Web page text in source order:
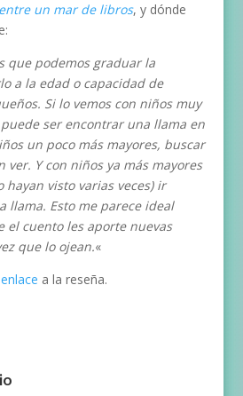
un mar de libros, y dónde
que podemos graduar la
a la edad o capacidad de
Si lo vemos con niños muy
ser encontrar una llama en
un poco más mayores, buscar
ver. Y con niños ya más mayores
hayan visto varias veces) ir
llama. Esto me parece ideal
el cuento les aporte nuevas
que lo ojean.«
enlace a la reseña.